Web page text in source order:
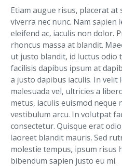
Etiam augue risus, placerat at
viverra nec nunc. Nam sapien
eleifend ac, iaculis non dolor.
rhoncus massa at blandit.
ut justo blandit, id luctus odio
facilisis dapibus ipsum at
a justo dapibus iaculis. In velit
malesuada vel, ultricies a
metus, iaculis euismod neque
vestibulum arcu. In volutpat
consectetur. Quisque erat
laoreet blandit mauris. Sed
molestie tempus, ipsum risus
bibendum sapien justo eu mi.